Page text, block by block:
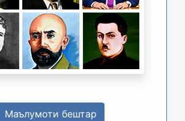
Маълумоти бештар